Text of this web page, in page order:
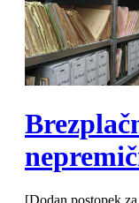
[Dodan postopek